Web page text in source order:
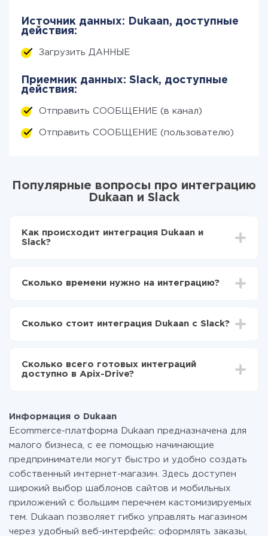
Источник данных: Dukaan, доступные
действия:
Загрузить ДАННЫЕ
Приемник данных: Slack, доступные
действия:
Отправить СООБЩЕНИЕ (в канал)
Отправить СООБЩЕНИЕ (пользователю)
Популярные вопросы про интеграцию
Dukaan и Slack
Как происходит интеграция Dukaan и
Slack?
Выбираете какие данные передавать из Dukaan в
Теперь данные будут автоматически
передаваться из Dukaan в Slack
Сколько времени нужно на интеграцию?
отличаться и составлять от 5-ти до 30-минут. В
Сколько стоит интеграция Dukaan с Slack?
функционал. Вы оплачиваете только количество
данных, которые по факту передаются из одной
перейти на платный, при необходимости. Подробнее
отарифах
Сколько всего готовых интеграций
доступно в Apix-Drive?
Информация о Dukaan
Ecommerce-платформа Dukaan предназначена для
малого бизнеса, с ее помощью начинающие
предприниматели могут быстро и удобно создать
собственный интернет-магазин. Здесь доступен
широкий выбор шаблонов сайтов и мобильных
приложений с большим перечнем кастомизируемых
тем. Dukaan позволяет гибко управлять магазином
через удобный веб-интерфейс: оформлять заказы,